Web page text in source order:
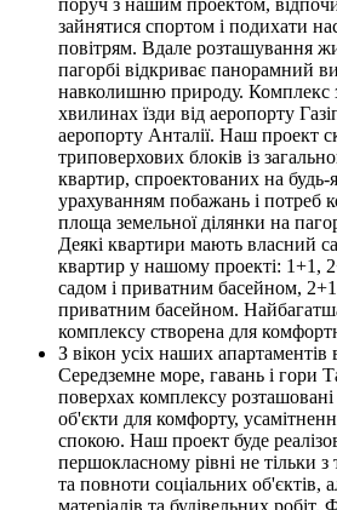
поруч з нашим проектом,
зайнятися спортом і подихати
повітрям. Вдале розташування
пагорбі відкриває панорамний
навколишню природу. Комплекс
хвилинах їзди від аеропорту
аеропорту Анталії. Наш проект
триповерхових блоків із
квартир, спроектованих на будь-
урахуванням побажань і потреб
площа земельної ділянки на
Деякі квартири мають власний
квартир у нашому проекті: 1+1,
садом і приватним басейном,
приватним басейном.
комплексу створена для
З вікон усіх наших апартаментів
Середземне море, гавань і гори
поверхах комплексу розташовані
об'єкти для комфорту,
спокою. Наш проект буде
першокласному рівні не тільки з
та повноти соціальних об'єктів,